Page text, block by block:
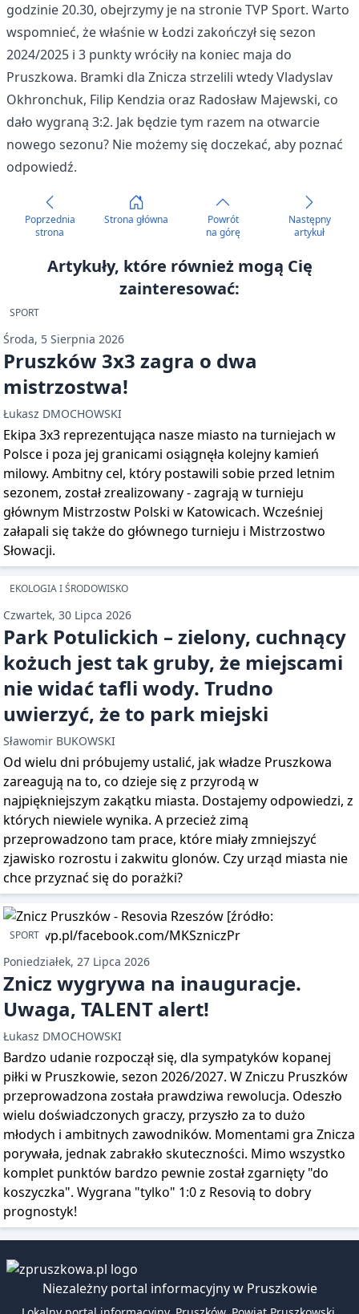
godzinie 20.30, obejrzymy je na stronie TVP Sport. Warto
wspomnieć, że właśnie w Łodzi zakończył się sezon
2024/2025 i 3 punkty wróciły na koniec maja do
Pruszkowa. Bramki dla Znicza strzelili wtedy Vladyslav
Okhronchuk, Filip Kendzia oraz Radosław Majewski, co
dało wygraną 3:2. Jak będzie tym razem na otwarcie
nowego sezonu? Nie możemy się doczekać, aby poznać
odpowiedź.
Poprzednia
strona
Strona główna
Powrót
na górę
Następny
artykuł
Artykuły, które również mogą Cię
zainteresować:
SPORT
Środa, 5 Sierpnia 2026
Pruszków 3x3 zagra o dwa
mistrzostwa!
Łukasz DMOCHOWSKI
Ekipa 3x3 reprezentująca nasze miasto na turniejach w
Polsce i poza jej granicami osiągnęła kolejny kamień
milowy. Ambitny cel, który postawili sobie przed letnim
sezonem, został zrealizowany - zagrają w turnieju
głównym Mistrzostw Polski w Katowicach. Wcześniej
załapali się także do głównego turnieju i Mistrzostwo
Słowacji.
EKOLOGIA I ŚRODOWISKO
Czwartek, 30 Lipca 2026
Park Potulickich – zielony, cuchnący
kożuch jest tak gruby, że miejscami
nie widać tafli wody. Trudno
uwierzyć, że to park miejski
Sławomir BUKOWSKI
Od wielu dni próbujemy ustalić, jak władze Pruszkowa
zareagują na to, co dzieje się z przyrodą w
najpiękniejszym zakątku miasta. Dostajemy odpowiedzi, z
których niewiele wynika. A przecież zimą
przeprowadzono tam prace, które miały zmniejszyć
zjawisko rozrostu i zakwitu glonów. Czy urząd miasta nie
chce przyznać się do porażki?
SPORT
Poniedziałek, 27 Lipca 2026
Znicz wygrywa na inauguracje.
Uwaga, TALENT alert!
Łukasz DMOCHOWSKI
Bardzo udanie rozpoczął się, dla sympatyków kopanej
piłki w Pruszkowie, sezon 2026/2027. W Zniczu Pruszków
przeprowadzona została prawdziwa rewolucja. Odeszło
wielu doświadczonych graczy, przyszło za to dużo
młodych i ambitnych zawodników. Momentami gra Znicza
porywała, jednak zabrakło skuteczności. Mimo wszystko
komplet punktów bardzo pewnie został zgarnięty "do
koszyczka". Wygrana "tylko" 1:0 z Resovią to dobry
prognostyk!
Niezależny portal informacyjny w Pruszkowie